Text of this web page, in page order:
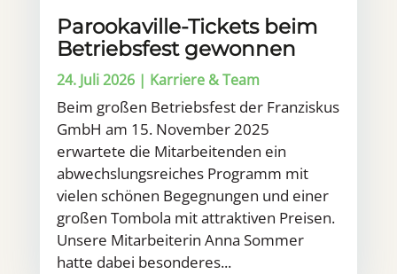
Parookaville-Tickets beim
Betriebsfest gewonnen
24. Juli 2026| Karriere & Team
Beim großen Betriebsfest der Franziskus
GmbH am 15. November 2025
erwartete die Mitarbeitenden ein
abwechslungsreiches Programm mit
vielen schönen Begegnungen und einer
großen Tombola mit attraktiven Preisen.
Unsere Mitarbeiterin Anna Sommer
hatte dabei besonderes...